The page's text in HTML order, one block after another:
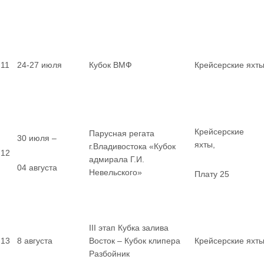
11 24-27 июля Кубок ВМФ Крейсерские яхты
12
30 июля –
04 августа
Парусная регата
г.Владивостока «Кубок
адмирала Г.И.
Невельского»
Крейсерские
яхты,
Плату 25
13 8 августа
III этап Кубка залива
Восток – Кубок клипера
Разбойник
Крейсерские яхты